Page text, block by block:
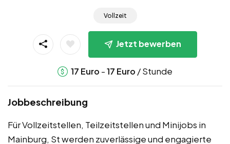
Vollzeit
Jetzt bewerben
17 Euro -17 Euro / Stunde
Jobbeschreibung
Für Vollzeitstellen, Teilzeitstellen und Minijobs in
Mainburg, St werden zuverlässige und engagierte